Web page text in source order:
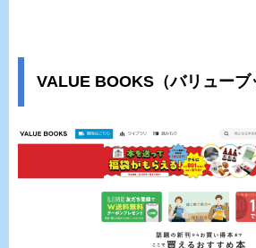
VALUE BOOKS（バリューブ